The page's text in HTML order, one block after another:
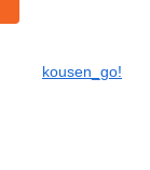
kousen_go!